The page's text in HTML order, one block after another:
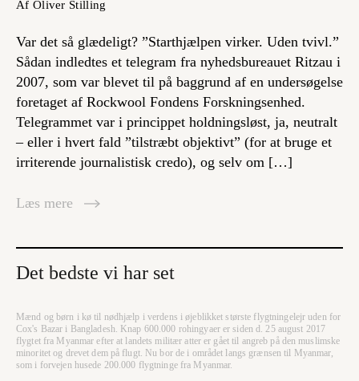
Af Oliver Stilling
Var det så glædeligt? ”Starthjælpen virker. Uden tvivl.”
Sådan indledtes et telegram fra nyhedsbureauet Ritzau i
2007, som var blevet til på baggrund af en undersøgelse
foretaget af Rockwool Fondens Forskningsenhed.
Telegrammet var i princippet holdningsløst, ja, neutralt
– eller i hvert fald ”tilstræbt objektivt” (for at bruge et
irriterende journalistisk credo), og selv om […]
Læs mere
Det bedste vi har set
Mænd og børn i kø til nødhjælp i verdens i øjeblikket største flygtningelejr uden for
Cox's Bazar i Bangladesh. Knap 600.000 rohingyaer er siden d. 25 august 2017
flygtet fra Myanmar efter at landets militær atter er gået til angreb på den muslimske
minoritet og drevet dem på flugt. Nu bor de i området langs grænsen til Myanmar,
som i forvejen husede 200.000 flygtninge fra Myanmar.